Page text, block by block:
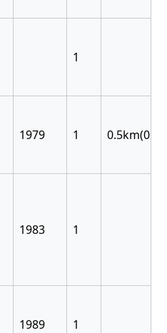
1
1979 1
1983 1
1989 1